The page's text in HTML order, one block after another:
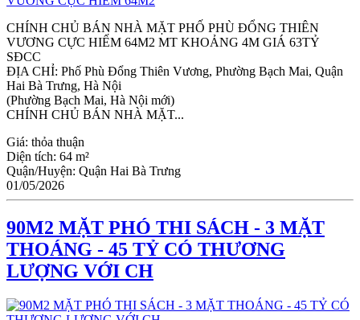
CHÍNH CHỦ BÁN NHÀ MẶT PHỐ PHÙ ĐỔNG THIÊN
VƯƠNG CỰC HIẾM 64M2 MT KHOẢNG 4M GIÁ 63TỶ
SĐCC
ĐỊA CHỈ: Phố Phù Đổng Thiên Vương, Phường Bạch Mai, Quận
Hai Bà Trưng, Hà Nội
(Phường Bạch Mai, Hà Nội mới)
CHÍNH CHỦ BÁN NHÀ MẶT...
Giá: thỏa thuận
Diện tích: 64 m²
Quận/Huyện: Quận Hai Bà Trưng
01/05/2026
90M2 MẶT PHÓ THI SÁCH - 3 MẶT
THOÁNG - 45 TỶ CÓ THƯƠNG
LƯỢNG VỚI CH